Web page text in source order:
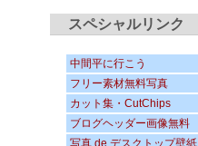
スペシャルリンク
中間平に行こう
フリー素材無料写真
カット集・CutChips
ブログヘッダー画像無料
写真 de デスクトップ壁紙